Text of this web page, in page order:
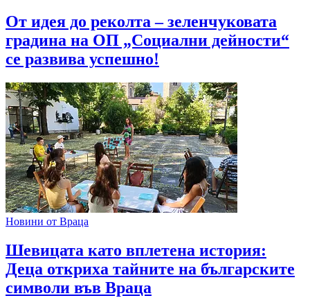
От идея до реколта – зеленчуковата
градина на ОП „Социални дейности“
се развива успешно!
Новини от Враца
Шевицата като вплетена история:
Деца откриха тайните на българските
символи във Враца